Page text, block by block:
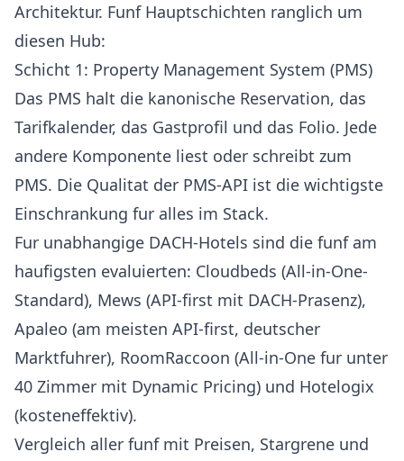
Architektur. Funf Hauptschichten ranglich um
diesen Hub:
Schicht 1: Property Management System (PMS)
Das PMS halt die kanonische Reservation, das
Tarifkalender, das Gastprofil und das Folio. Jede
andere Komponente liest oder schreibt zum
PMS. Die Qualitat der PMS-API ist die wichtigste
Einschrankung fur alles im Stack.
Fur unabhangige DACH-Hotels sind die funf am
haufigsten evaluierten: Cloudbeds (All-in-One-
Standard), Mews (API-first mit DACH-Prasenz),
Apaleo (am meisten API-first, deutscher
Marktfuhrer), RoomRaccoon (All-in-One fur unter
40 Zimmer mit Dynamic Pricing) und Hotelogix
(kosteneffektiv).
Vergleich aller funf mit Preisen, Stargrene und